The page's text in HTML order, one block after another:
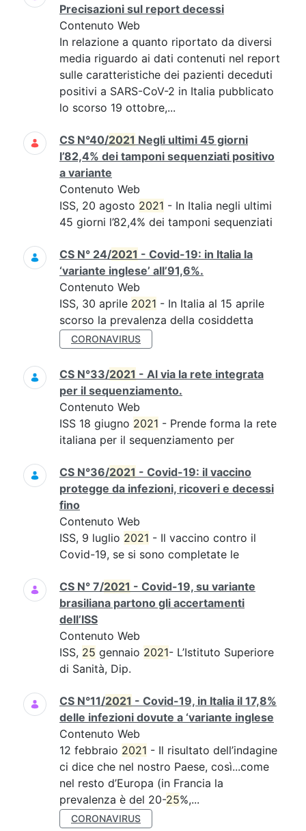
Precisazioni sul report decessi
Contenuto Web
In relazione a quanto riportato da diversi
media riguardo ai dati contenuti nel report
sulle caratteristiche dei pazienti deceduti
positivi a SARS-CoV-2 in Italia pubblicato
lo scorso 19 ottobre,...
CS N°40/2021 Negli ultimi 45 giorni
l’82,4% dei tamponi sequenziati positivo
a variante
Contenuto Web
ISS, 20 agosto 2021 - In Italia negli ultimi
45 giorni l’82,4% dei tamponi sequenziati
CS N° 24/2021 - Covid-19: in Italia la
‘variante inglese’ all’91,6%.
Contenuto Web
ISS, 30 aprile 2021 - In Italia al 15 aprile
scorso la prevalenza della cosiddetta
CORONAVIRUS
CS N°33/2021 - Al via la rete integrata
per il sequenziamento.
Contenuto Web
ISS 18 giugno 2021 - Prende forma la rete
italiana per il sequenziamento per
CS N°36/2021 - Covid-19: il vaccino
protegge da infezioni, ricoveri e decessi
fino
Contenuto Web
ISS, 9 luglio 2021 - Il vaccino contro il
Covid-19, se si sono completate le
CS N° 7/2021 - Covid-19, su variante
brasiliana partono gli accertamenti
dell’ISS
Contenuto Web
ISS, 25 gennaio 2021- L’Istituto Superiore
di Sanità, Dip.
CS N°11/2021 - Covid-19, in Italia il 17,8%
delle infezioni dovute a ‘variante inglese
Contenuto Web
12 febbraio 2021 - Il risultato dell’indagine
ci dice che nel nostro Paese, così...come
nel resto d’Europa (in Francia la
prevalenza è del 20-25%,...
CORONAVIRUS